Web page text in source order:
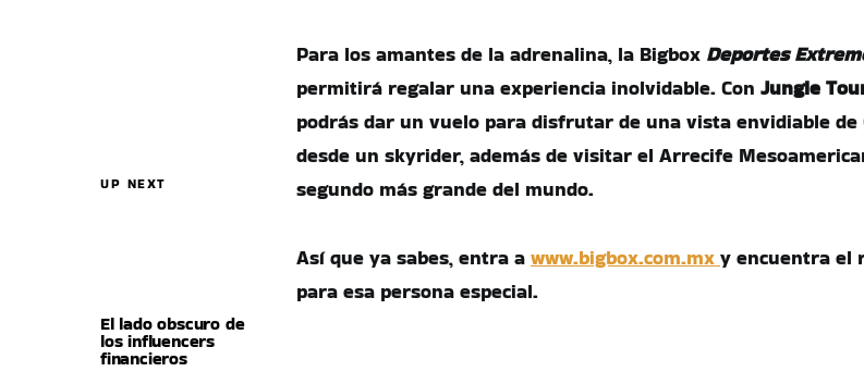
UP NEXT
El lado obscuro de
los influencers
financieros
Para los amantes de la adrenalina, la Bigbox Deportes
permitirá regalar una experiencia inolvidable. Con Jungle
podrás dar un vuelo para disfrutar de una vista envidiable de
desde un skyrider, además de visitar el Arrecife
segundo más grande del mundo.
Así que ya sabes, entra a www.bigbox.com.mx y encuentra el
para esa persona especial.